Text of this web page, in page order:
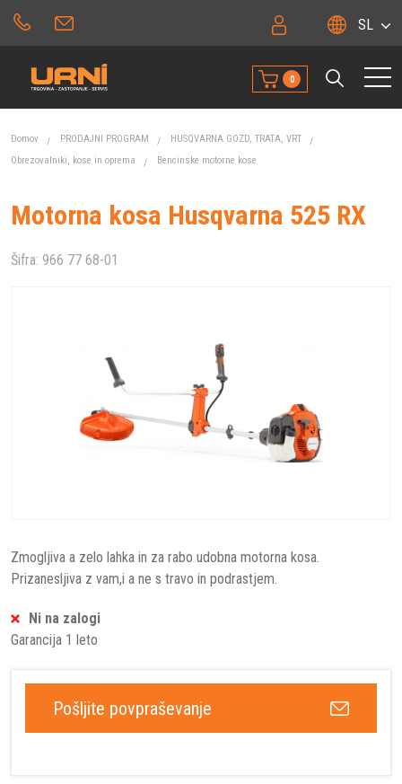
SL
0
Domov PRODAJNI PROGRAM
HUSQVARNA GOZD, TRATA, VRT
Obrezovalniki, kose in oprema
Bencinske motorne kose
Motorna kosa Husqvarna 525 RX
Šifra: 966 77 68-01
Zmogljiva a zelo lahka in za rabo udobna motorna kosa.
Prizanesljiva z vam,i a ne s travo in podrastjem.
Ni na zalogi
Garancija 1 leto
Pošljite povpraševanje